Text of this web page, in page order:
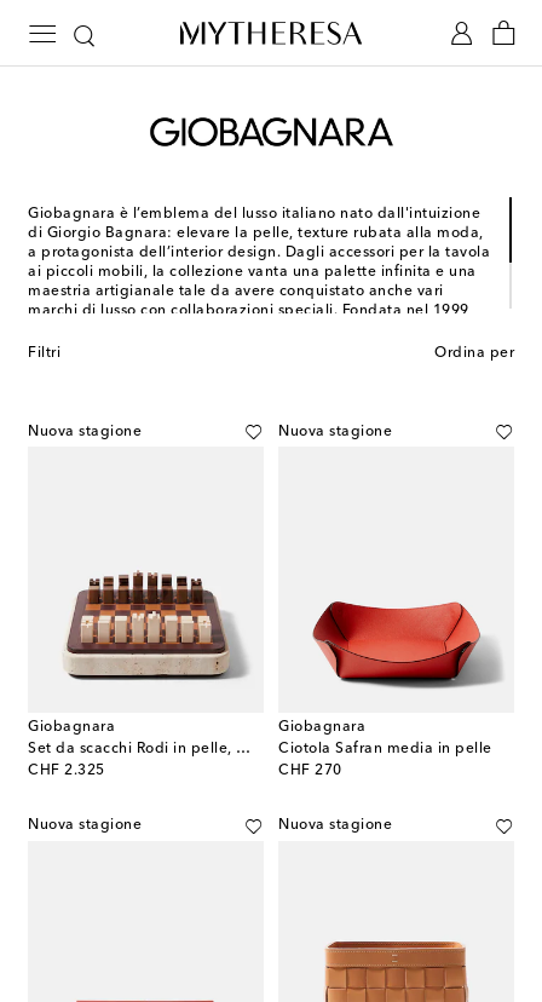
Giobagnara è l’emblema del lusso italiano nato dall'intuizione
di Giorgio Bagnara: elevare la pelle, texture rubata alla moda,
a protagonista dell’interior design. Dagli accessori per la tavola
ai piccoli mobili, la collezione vanta una palette infinita e una
maestria artigianale tale da avere conquistato anche vari
marchi di lusso con collaborazioni speciali. Fondata nel 1999,
Giorgio continua la tradizione familiare guidando laboratori
Filtri Ordina per
Nuova stagione
Giobagnara
Set da scacchi Rodi in pelle, marmo e legno
CHF 2.325
original price
Nuova stagione
Giobagnara
Ciotola Safran media in pelle
CHF 270
original price
Nuova stagione Nuova stagione